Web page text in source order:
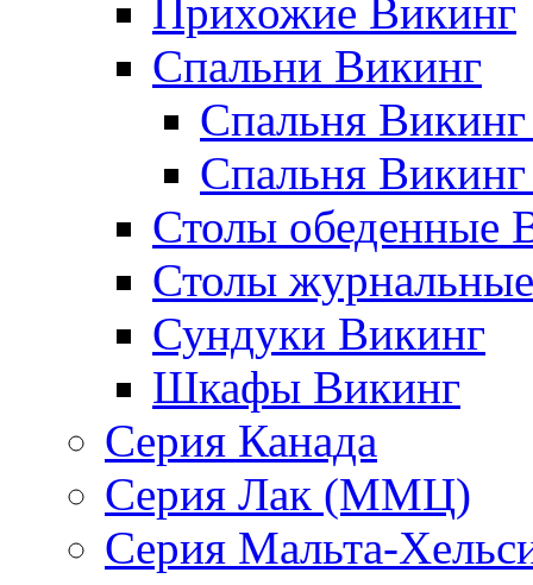
Прихожие Викинг
Спальни Викинг
Спальня
Спальня
Столы обеденные
Столы
Сундуки Викинг
Шкафы Викинг
Серия Канада
Серия Лак (ММЦ)
Серия Мальта-